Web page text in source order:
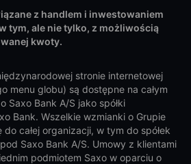
z handlem i inwestowaniem
tym, ale nie tylko, z możliwością
kwoty.
stronie internetowej
menu globu) są dostępne na całym
Saxo Bank A/S jako spółki
Bank. Wszelkie wzmianki o Grupie
całej organizacji, w tym do spółek
Saxo Bank A/S. Umowy z klientami
podmiotem Saxo w oparciu o